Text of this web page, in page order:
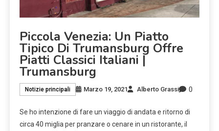
Piccola Venezia: Un Piatto
Tipico Di Trumansburg Offre
Piatti Classici Italiani |
Trumansburg
Notizie principali Marzo 19, 2021 Alberto Grassi 0
Se ho intenzione di fare un viaggio di andata e ritorno di
circa 40 miglia per pranzare o cenare in un ristorante, il